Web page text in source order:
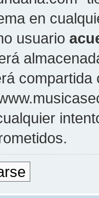
en
usuario